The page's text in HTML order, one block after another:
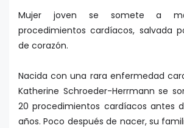
Mujer joven se somete a
procedimientos cardíacos, salvada
de corazón.
Nacida con una rara enfermedad
Katherine Schroeder-Herrmann se
20 procedimientos cardíacos antes
años. Poco después de nacer, su